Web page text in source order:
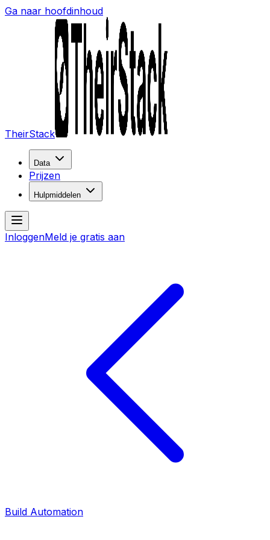
Ga naar hoofdinhoud
TheirStack
Data
Prijzen
Hulpmiddelen
InloggenMeld je gratis aan
Build Automation